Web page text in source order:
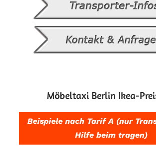
Möbeltaxi Berlin Ikea-
Beispiele nach Tarif A (nur
Hilfe beim tragen)